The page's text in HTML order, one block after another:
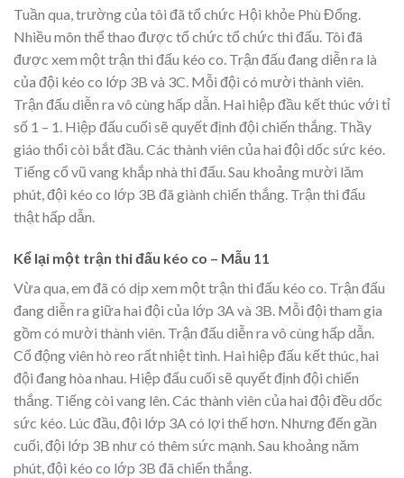
Tuần qua, trường của tôi đã tổ chức Hội khỏe Phù Đổng.
Nhiều môn thể thao được tổ chức tổ chức thi đấu. Tôi đã
được xem một trận thi đấu kéo co. Trận đấu đang diễn ra là
của đội kéo co lớp 3B và 3C. Mỗi đội có mười thành viên.
Trận đấu diễn ra vô cùng hấp dẫn. Hai hiệp đầu kết thúc với tỉ
số 1 – 1. Hiệp đấu cuối sẽ quyết định đội chiến thắng. Thầy
giáo thổi còi bắt đầu. Các thành viên của hai đội dốc sức kéo.
Tiếng cổ vũ vang khắp nhà thi đấu. Sau khoảng mười lăm
phút, đội kéo co lớp 3B đã giành chiến thắng. Trận thi đấu
thật hấp dẫn.
Kể lại một trận thi đấu kéo co – Mẫu 11
Vừa qua, em đã có dịp xem một trận thi đấu kéo co. Trận đấu
đang diễn ra giữa hai đội của lớp 3A và 3B. Mỗi đội tham gia
gồm có mười thành viên. Trận đấu diễn ra vô cùng hấp dẫn.
Cổ động viên hò reo rất nhiệt tình. Hai hiệp đấu kết thúc, hai
đội đang hòa nhau. Hiệp đấu cuối sẽ quyết định đội chiến
thắng. Tiếng còi vang lên. Các thành viên của hai đội đều dốc
sức kéo. Lúc đầu, đội lớp 3A có lợi thế hơn. Nhưng đến gần
cuối, đội lớp 3B như có thêm sức mạnh. Sau khoảng năm
phút, đội kéo co lớp 3B đã chiến thắng.